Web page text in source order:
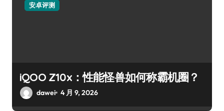
安卓评测
iQOO Z10x：性能怪兽如何称霸机圈？
dawei 4 月 9, 2026